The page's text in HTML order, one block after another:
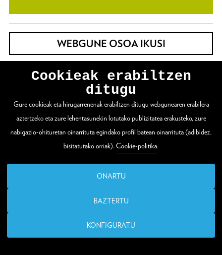
WEBGUNE OSOA IKUSI
20003 Donostia / San Sebastián
T. (00 34) 943 48 15 80
santelmo@donostia.eus
Cookieak erabiltzen
ditugu
Gure cookieak eta hirugarrenenak erabiltzen ditugu webgunearen erabilera
aztertzeko eta zure lehentasunekin lotutako publizitatea erakusteko, zure
nabigazio-ohituretan oinarrituta egindako profil batean oinarrituta (adibidez,
bisitatutako orriak).Cookie-politika.
KONFIGURATU
BAZTERTU
ONARTU